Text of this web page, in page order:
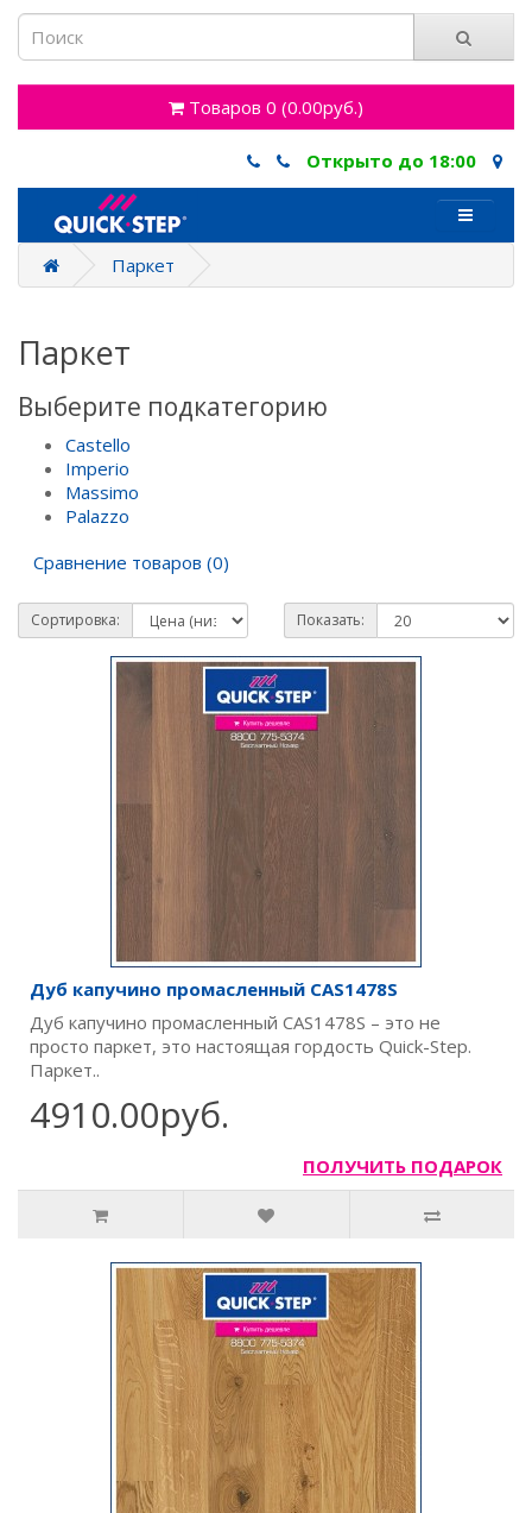
Товаров 0 (0.00руб.)
Открыто до 18:00
Паркет
Паркет
Выберите подкатегорию
Castello
Imperio
Massimo
Palazzo
Сравнение товаров (0)
Сортировка: Показать:
Дуб капучино промасленный CAS1478S
Дуб капучино промасленный CAS1478S – это не
просто паркет, это настоящая гордость Quick-Step.
Паркет..
4910.00руб.
ПОЛУЧИТЬ ПОДАРОК